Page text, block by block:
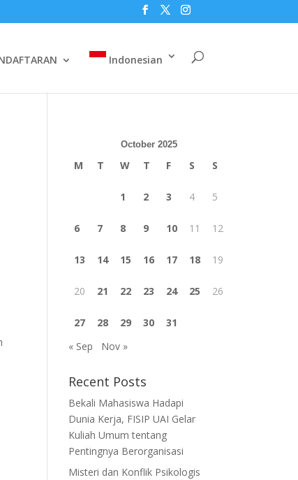
Indonesian
October 2025
M T W T F S S
1 2 3 4 5
6 7 8 9 10 11 12
13 14 15 16 17 18 19
20 21 22 23 24 25 26
27 28 29 30
31
« Sep
Nov »
Recent Posts
Bekali Mahasiswa Hadapi
Dunia Kerja, FISIP UAI Gelar
Kuliah Umum tentang
Pentingnya Berorganisasi
Misteri dan Konflik Psikologis